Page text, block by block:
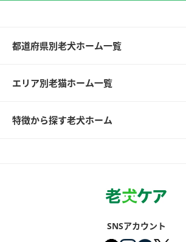
都道府県別老犬ホーム一覧
エリア別老猫ホーム一覧
特徴から探す老犬ホーム
SNSアカウント